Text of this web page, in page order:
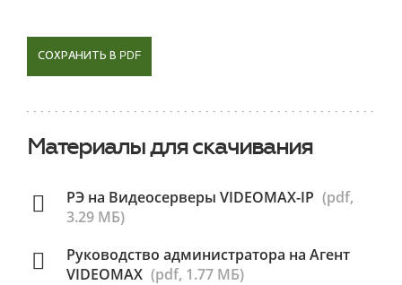
СОХРАНИТЬ В PDF
Материалы для скачивания
РЭ на Видеосерверы VIDEOMAX-IP (pdf,
3.29 МБ)
Руководство администратора на Агент
VIDEOMAX (pdf, 1.77 МБ)